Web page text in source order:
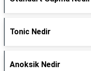
Tonic Nedir
Anoksik Nedir